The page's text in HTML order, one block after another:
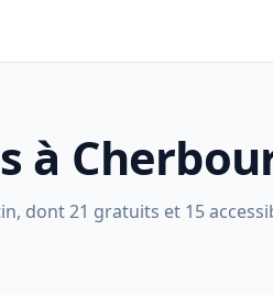
à
dont 21 gratuits et 15